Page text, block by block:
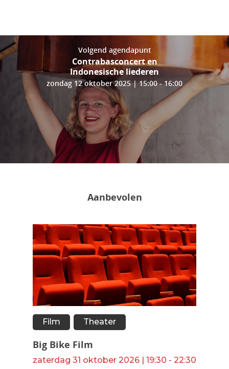
Volgend agendapunt
Contrabasconcert en
Indonesische liederen
zondag 12 oktober 2025 | 15:00 - 16:00
Aanbevolen
Film Theater
Big Bike Film
zaterdag 31 oktober 2026 | 19:30 - 22:30